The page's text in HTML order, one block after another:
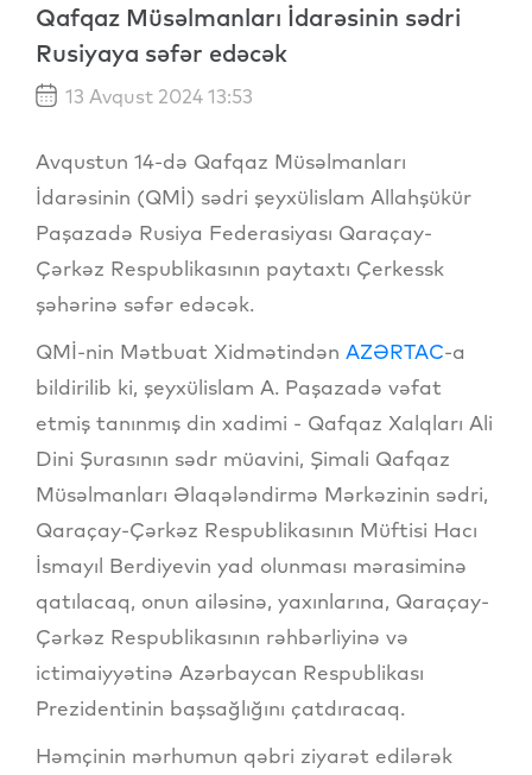
Qafqaz Müsəlmanları İdarəsinin sədri
Rusiyaya səfər edəcək
13 Avqust 2024 13:53
Avqustun 14-də Qafqaz Müsəlmanları
İdarəsinin (QMİ) sədri şeyxülislam Allahşükür
Paşazadə Rusiya Federasiyası Qaraçay-
Çərkəz Respublikasının paytaxtı Çerkessk
şəhərinə səfər edəcək.
QMİ-nin Mətbuat Xidmətindən AZƏRTAC-a
bildirilib ki, şeyxülislam A. Paşazadə vəfat
etmiş tanınmış din xadimi - Qafqaz Xalqları Ali
Dini Şurasının sədr müavini, Şimali Qafqaz
Müsəlmanları Əlaqələndirmə Mərkəzinin sədri,
Qaraçay-Çərkəz Respublikasının Müftisi Hacı
İsmayıl Berdiyevin yad olunması mərasiminə
qatılacaq, onun ailəsinə, yaxınlarına, Qaraçay-
Çərkəz Respublikasının rəhbərliyinə və
ictimaiyyətinə Azərbaycan Respublikası
Prezidentinin başsağlığını çatdıracaq.
Həmçinin mərhumun qəbri ziyarət edilərək